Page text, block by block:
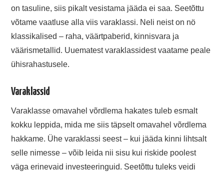
on tasuline, siis pikalt vesistama jääda ei saa. Seetõttu
võtame vaatluse alla viis varaklassi. Neli neist on nö
klassikalised – raha, väärtpaberid, kinnisvara ja
väärismetallid. Uuematest varaklassidest vaatame peale
ühisrahastusele.
Varaklassid
Varaklasse omavahel võrdlema hakates tuleb esmalt
kokku leppida, mida me siis täpselt omavahel võrdlema
hakkame. Ühe varaklassi seest – kui jääda kinni lihtsalt
selle nimesse – võib leida nii sisu kui riskide poolest
väga erinevaid investeeringuid. Seetõttu tuleks veidi